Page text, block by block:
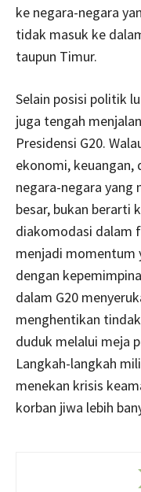
ke negara-negara
tidak masuk ke
taupun Timur.
Selain posisi politik
juga tengah
Presidensi G20.
ekonomi, keuangan,
negara-negara
besar, bukan berarti
diakomodasi dalam
menjadi momentum
dengan
dalam G20
menghentikan
duduk melalui meja
Langkah-langkah
menekan krisis
korban jiwa lebih